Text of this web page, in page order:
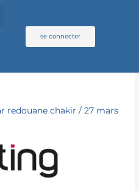
se connecter
redouane chakir/27 mars